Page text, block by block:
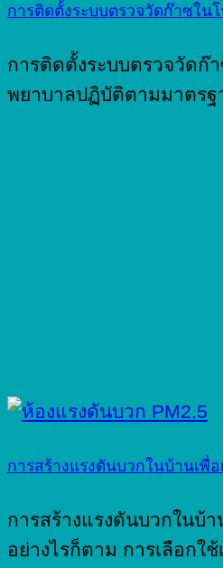
การติดตั้งระบบตรวจวัดก๊าซใน
การติดตั้งระบบตรวจวัดก๊
พยาบาลปฏิบัติตามมาตร
การสร้างแรงดันบวกในบ้านเพื่
การสร้างแรงดันบวกในบ้
อย่างไรก็ตาม การเลือกใ